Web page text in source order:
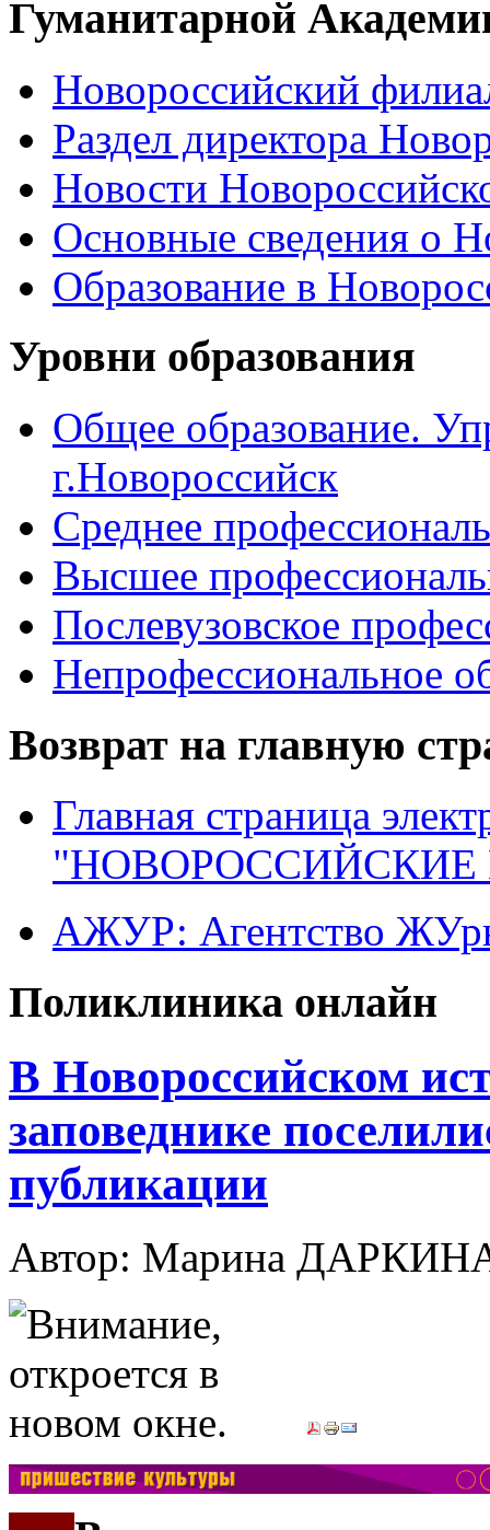
Гуманитарной
Новороссийский
Раздел директора
Новости
Основные сведения о
Образование в
Уровни образования
Общее образование.
г.Новороссийск
Среднее
Высшее
Послевузовское
Непрофессиональное
Возврат на главную
Главная страница
"НОВОРОССИЙСКИЕ
АЖУР: Агентство
Поликлиника онлайн
В Новороссийском
заповеднике
публикации
Автор: Марина